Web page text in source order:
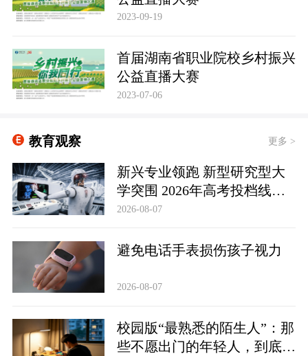
2023-09-19
首届湖南省职业院校乡村振兴
公益直播大赛
2023-07-06
教育观察 更多 >
新兴专业领跑 新型研究型大
学突围 2026年高考投档线释
放哪些信号
2026-08-07
避免电话手表损伤孩子视力
2026-08-07
校园版“最熟悉的陌生人”：那
些不愿出门的年轻人，到底在